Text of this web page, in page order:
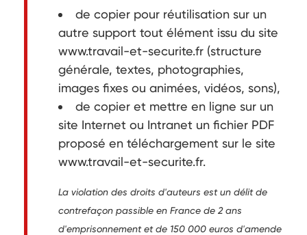
de copier pour réutilisation sur un
autre support tout élément issu du site
www.travail-et-securite.fr (structure
générale, textes, photographies,
images fixes ou animées, vidéos, sons),
de copier et mettre en ligne sur un
site Internet ou Intranet un fichier PDF
proposé en téléchargement sur le site
www.travail-et-securite.fr.
La violation des droits d'auteurs est un délit de
contrefaçon passible en France de 2 ans
d'emprisonnement et de 150 000 euros d'amende